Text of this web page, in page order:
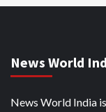
News World
News World India